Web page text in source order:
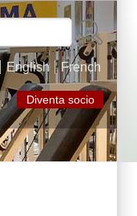
English French
Diventa socio